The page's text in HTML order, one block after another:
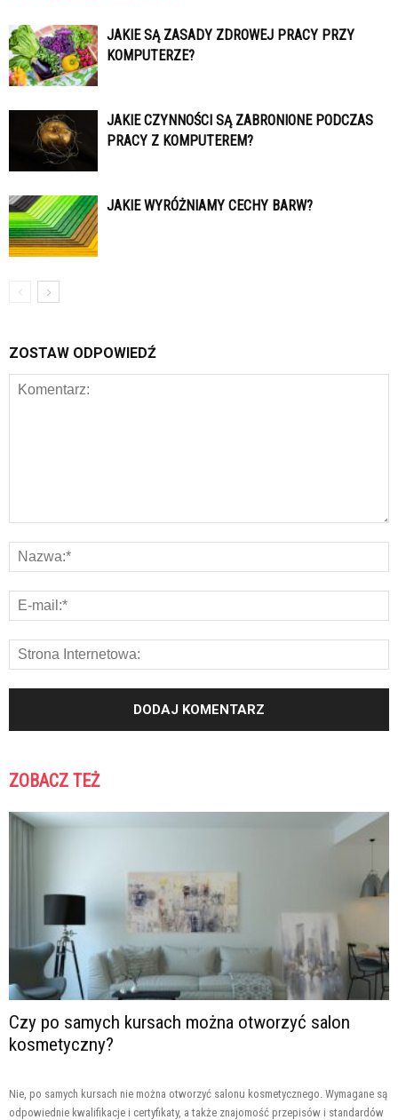
JAKIE SĄ ZASADY ZDROWEJ PRACY PRZY
KOMPUTERZE?
JAKIE CZYNNOŚCI SĄ ZABRONIONE PODCZAS
PRACY Z KOMPUTEREM?
JAKIE WYRÓŻNIAMY CECHY BARW?
ZOSTAW ODPOWIEDŹ
ZOBACZ TEŻ
Czy po samych kursach można otworzyć salon
kosmetyczny?
Nie, po samych kursach nie można otworzyć salonu kosmetycznego. Wymagane są
odpowiednie kwalifikacje i certyfikaty, a także znajomość przepisów i standardów